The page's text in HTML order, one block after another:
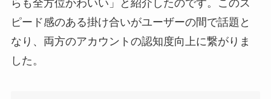
らも全方位かわいい」と紹介したのです。このス
ピード感のある掛け合いがユーザーの間で話題と
なり、両方のアカウントの認知度向上に繋がりま
した。